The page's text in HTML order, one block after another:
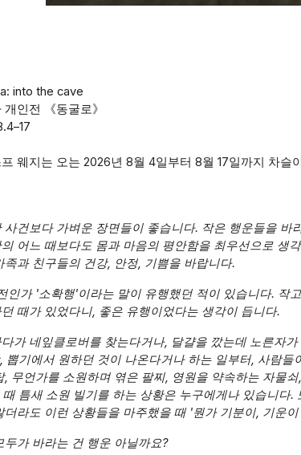
:into the cave
개인전 《동굴로》
.4–17
웨지는 오는 2026년 8월 4일부터 8월 17일까지 차슬
사건보다 가벼운 장면들이 좋습니다. 작은 행운들을 바
어느 때보다도 몸과 마음의 평안함을 최우선으로 생
족과 친구들의 건강, 안정, 기쁨을 바랍니다.
인가 '소확행'이라는 말이 유행했던 적이 있습니다. 작
때가 있었다니, 좋은 유행이었다는 생각이 듭니다.
가 네잎클로버를 찾는다거나, 달걀을 깠는데 노른자
뽑기에서 원하던 것이 나온다거나 하는 일부터, 사람들
, 무언가를 소원하며 엮은 팔찌, 영원을 약속하는 자물
때 틈새 소원 빌기를 하는 상황은 누구에게나 있습니다
더라도 이런 상황들을 마주했을 때 '뭔가 기분이, 기운
두가 바라는 건 행운 아닐까요?